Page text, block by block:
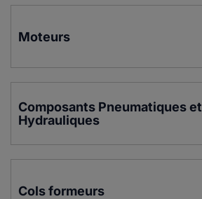
Moteurs
Composants Pneumatiques et
Hydrauliques
Cols formeurs